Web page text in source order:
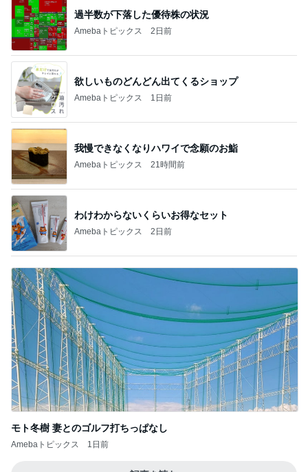
過半数が下落した優待株の状況
Amebaトピックス 2日前
欲しいものどんどん出てくるショップ
Amebaトピックス 1日前
我慢できなくなりハワイで念願のお鮨
Amebaトピックス 21時間前
わけわからないくらいお得なセット
Amebaトピックス 2日前
モト冬樹 妻とのゴルフ打ちっぱなし
Amebaトピックス 1日前